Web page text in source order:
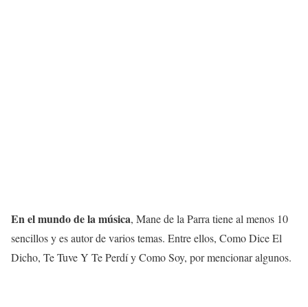
En el mundo de la música, Mane de la Parra tiene al menos 10
sencillos y es autor de varios temas. Entre ellos, Como Dice El
Dicho, Te Tuve Y Te Perdí y Como Soy, por mencionar algunos.